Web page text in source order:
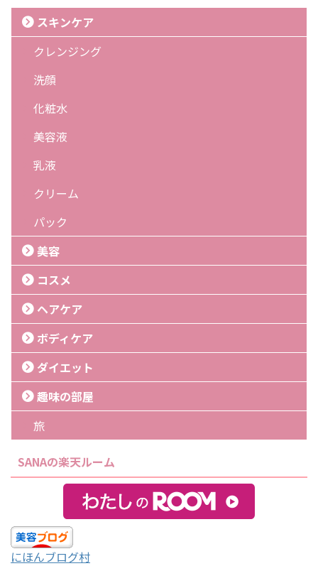
スキンケア
クレンジング
洗顔
化粧水
美容液
乳液
クリーム
パック
美容
コスメ
ヘアケア
ボディケア
ダイエット
趣味の部屋
旅
SANAの楽天ルーム
にほんブログ村